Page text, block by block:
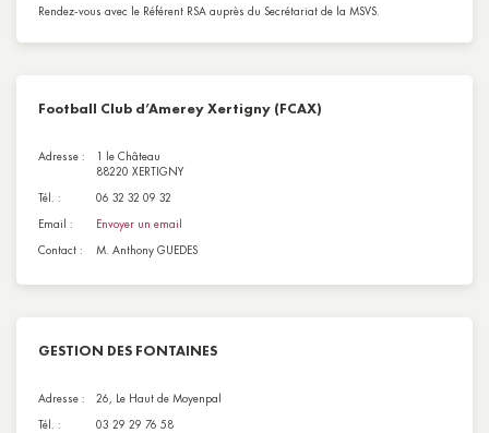
Rendez-vous avec le Référent RSA auprès du Secrétariat de la MSVS.
Football Club d’Amerey Xertigny (FCAX)
Adresse :
1 le Château
88220 XERTIGNY
Tél. :
06 32 32 09 32
Email :
Envoyer un email
Contact :
M. Anthony GUEDES
GESTION DES FONTAINES
Adresse :
26, Le Haut de Moyenpal
Tél. :
03 29 29 76 58